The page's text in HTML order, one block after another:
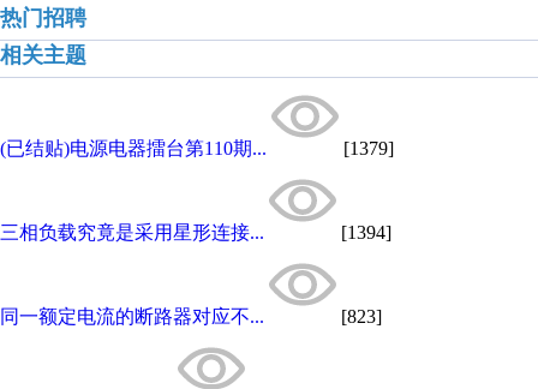
热门招聘
相关主题
(已结贴)电源电器擂台第110期... [1379]
三相负载究竟是采用星形连接... [1394]
同一额定电流的断路器对应不... [823]